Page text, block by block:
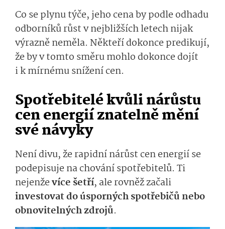
Co se plynu týče, jeho cena by podle odhadu
odborníků růst v nejbližších letech nijak
výrazně neměla. Někteří dokonce predikují,
že by v tomto směru mohlo dokonce dojít
i k mírnému snížení cen.
Spotřebitelé kvůli nárůstu
cen energií znatelně mění
své návyky
Není divu, že rapidní nárůst cen energií se
podepisuje na chování spotřebitelů. Ti
nejenževíce šetří, ale rovněž začali
investovat do úsporných spotřebičů nebo
obnovitelných zdrojů.